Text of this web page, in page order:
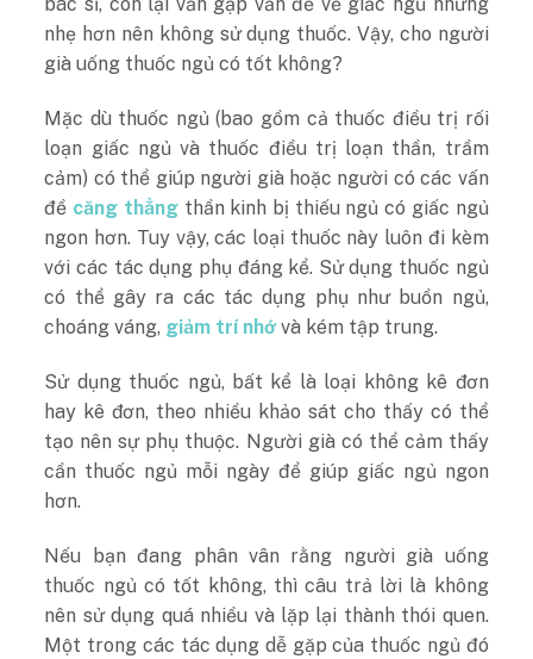
nhẹ hơn nên không sử dụng thuốc. Vậy, cho người
già uống thuốc ngủ có tốt không?
Mặc dù thuốc ngủ (bao gồm cả thuốc điều trị rối
loạn giấc ngủ và thuốc điều trị loạn thần, trầm
cảm) có thể giúp người già hoặc người có các vấn
đề căng thẳngthần kinh bị thiếu ngủ có giấc ngủ
ngon hơn. Tuy vậy, các loại thuốc này luôn đi kèm
với các tác dụng phụ đáng kể. Sử dụng thuốc ngủ
có thể gây ra các tác dụng phụ như buồn ngủ,
choáng váng, giảm trí nhớvà kém tập trung.
Sử dụng thuốc ngủ, bất kể là loại không kê đơn
hay kê đơn, theo nhiều khảo sát cho thấy có thể
tạo nên sự phụ thuộc. Người già có thể cảm thấy
cần thuốc ngủ mỗi ngày để giúp giấc ngủ ngon
hơn.
Nếu bạn đang phân vân rằng người già uống
thuốc ngủ có tốt không, thì câu trả lời là không
nên sử dụng quá nhiều và lặp lại thành thói quen.
Một trong các tác dụng dễ gặp của thuốc ngủ đó